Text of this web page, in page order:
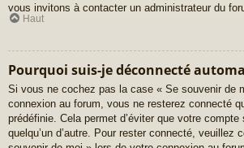
vous invitons à contacter un administrateur du
Haut
Pourquoi suis-je déconnecté
Si vous ne cochez pas la case « Se souvenir de
connexion au forum, vous ne resterez connecté
prédéfinie. Cela permet d’éviter que votre
quelqu’un d’autre. Pour rester connecté, veuillez